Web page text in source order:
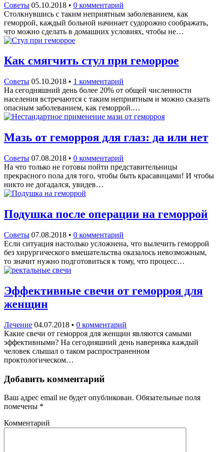
Советы 05.10.2018 • 0 комментарий
Столкнувшись с таким неприятным заболеванием, как
геморрой, каждый больной начинает судорожно соображать,
что можно сделать в домашних условиях, чтобы не…
Как смягчить стул при геморрое
Советы 05.10.2018 • 1 комментарий
На сегодняшний день более 20% от общей численности
населения встречаются с таким неприятным и можно сказать
опасным заболеванием, как геморрой.…
Мазь от геморроя для глаз: да или нет
Советы 07.08.2018 • 0 комментарий
На что только не готовы пойти представительницы
прекрасного пола для того, чтобы быть красавицами! И чтобы
никто не догадался, увидев…
Подушка после операции на геморрой
Советы 07.08.2018 • 0 комментарий
Если ситуация настолько усложнена, что вылечить геморрой
без хирургического вмешательства оказалось невозможным,
то значит нужно подготовиться к тому, что процесс…
Эффективные свечи от геморроя для
женщин
Лечение 04.07.2018 • 0 комментарий
Какие свечи от геморроя для женщин являются самыми
эффективными? На сегодняшний день наверняка каждый
человек слышал о таком распространенном
проктологическом…
Добавить комментарий
Ваш адрес email не будет опубликован. Обязательные поля
помечены *
Комментарий